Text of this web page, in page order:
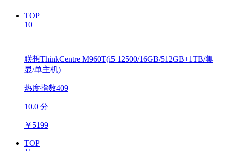
TOP
10
联想ThinkCentre M960T(i5 12500/16GB/512GB+1TB/集
显/单主机)
热度指数409
10.0 分
￥ 5199
TOP